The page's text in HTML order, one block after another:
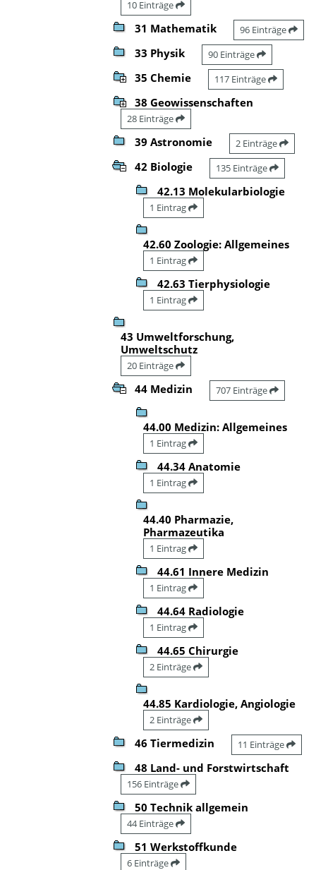
10 Einträge
31 Mathematik 96 Einträge
33 Physik 90 Einträge
35 Chemie 117 Einträge
38 Geowissenschaften
28 Einträge
39 Astronomie 2 Einträge
42 Biologie 135 Einträge
42.13 Molekularbiologie
1 Eintrag
42.60 Zoologie: Allgemeines
1 Eintrag
42.63 Tierphysiologie
1 Eintrag
43 Umweltforschung,
Umweltschutz
20 Einträge
44 Medizin 707 Einträge
44.00 Medizin: Allgemeines
1 Eintrag
44.34 Anatomie
1 Eintrag
44.40 Pharmazie,
Pharmazeutika
1 Eintrag
44.61 Innere Medizin
1 Eintrag
44.64 Radiologie
1 Eintrag
44.65 Chirurgie
2 Einträge
44.85 Kardiologie, Angiologie
2 Einträge
46 Tiermedizin 11 Einträge
48 Land- und Forstwirtschaft
156 Einträge
50 Technik allgemein
44 Einträge
51 Werkstoffkunde
6 Einträge